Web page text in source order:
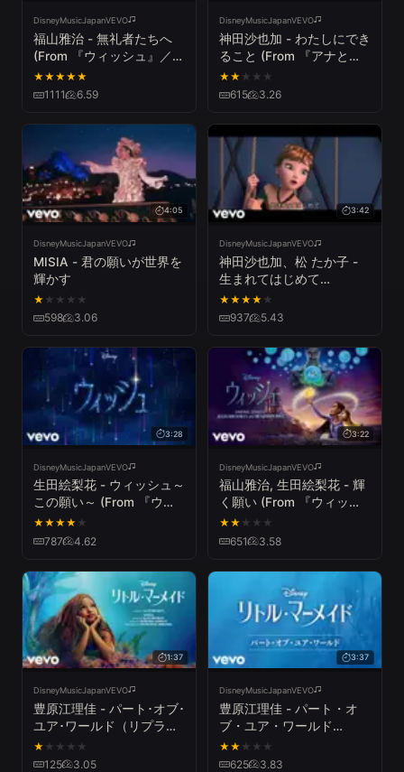
DisneyMusicJapanVEVO
福山雅治 - 無礼者たちへ
(From 『ウィッシュ』／日
本語版)
★★★★★
1111 6.59
DisneyMusicJapanVEVO
神田沙也加 - わたしにでき
ること (From 『アナと雪
の女王２』)
★★ ★ ★ ★
615 3.26
4:05
DisneyMusicJapanVEVO
MISIA - 君の願いが世界を
輝かす
★ ★ ★ ★ ★
598 3.06
3:42
DisneyMusicJapanVEVO
神田沙也加、松 たか子 -
生まれてはじめて
（From『アナと雪の女
王』）
★★★★ ★
937 5.43
3:28
DisneyMusicJapanVEVO
生田絵梨花 - ウィッシュ～
この願い～ (From 『ウィ
ッシュ』／日本語版リリッ
クビデオ)
★★★★ ★
787 4.62
3:22
DisneyMusicJapanVEVO
福山雅治, 生田絵梨花 - 輝
く願い (From 『ウィッシ
ュ』／日本語版)
★★ ★ ★ ★
651 3.58
1:37
DisneyMusicJapanVEVO
豊原江理佳 - パート･オブ･
ユア･ワールド（リプライ
ズ２） (From 『リトル・
マーメイド』／日本語版)
★ ★ ★ ★ ★
125 3.05
3:37
DisneyMusicJapanVEVO
豊原江理佳 - パート・オ
ブ・ユア・ワールド
(From 『リトル・マーメイ
ド』／日本語版)
★★ ★ ★ ★
625 3.83